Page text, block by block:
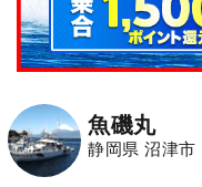
魚磯丸
静岡県 沼津市